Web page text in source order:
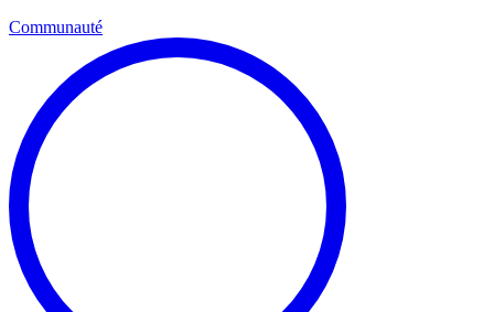
Communauté